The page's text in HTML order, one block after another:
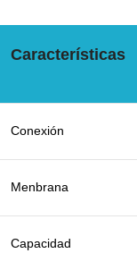
Características
Conexión
Menbrana
Capacidad